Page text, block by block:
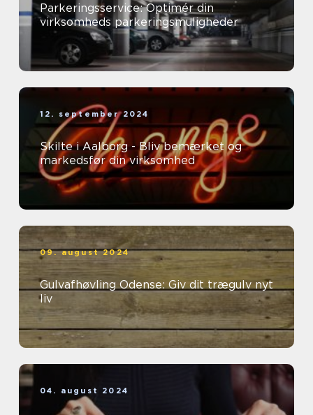
Parkeringsservice: Optimér din
virksomheds parkeringsmuligheder
12. september 2024
Skilte i Aalborg - Bliv bemærket og
markedsfør din virksomhed
09. august 2024
Gulvafhøvling Odense: Giv dit trægulv nyt
liv
04. august 2024